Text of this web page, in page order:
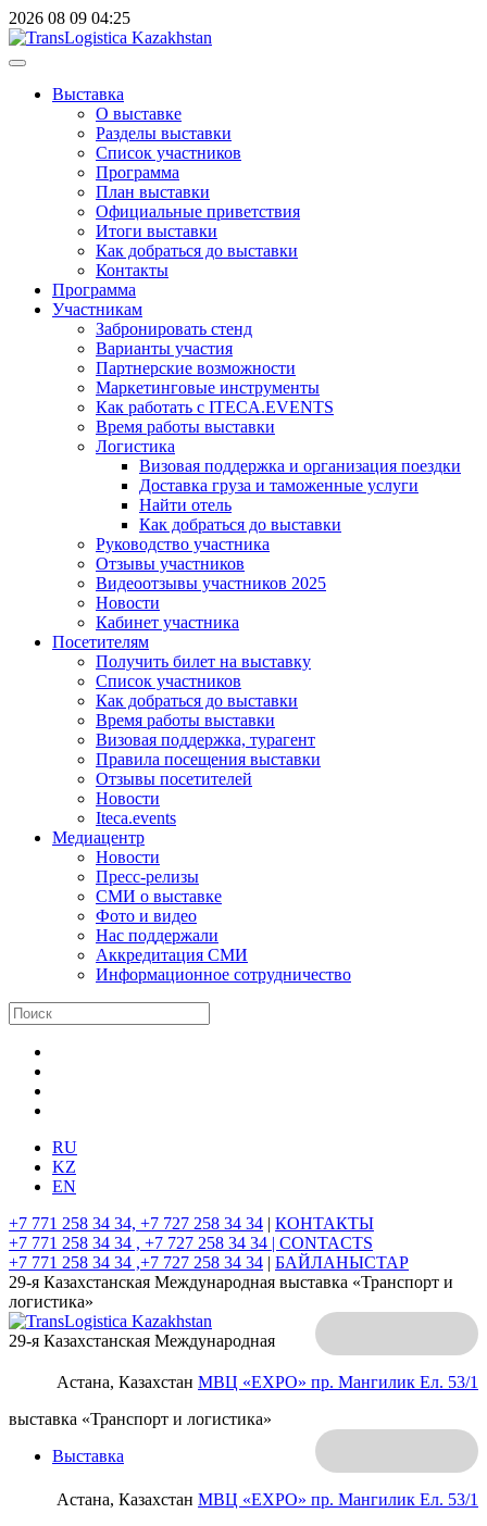
2026 08 09 04:25
Выставка
О выставке
Разделы выставки
Список участников
Программа
План выставки
Официальные приветствия
Итоги выставки
Как добраться до выставки
Контакты
Программа
Участникам
Забронировать стенд
Варианты участия
Партнерские возможности
Маркетинговые инструменты
Как работать с ITECA.EVENTS
Время работы выставки
Логистика
Визовая поддержка и организация поездки
Доставка груза и таможенные услуги
Найти отель
Как добраться до выставки
Руководство участника
Отзывы участников
Видеоотзывы участников 2025
Новости
Кабинет участника
Посетителям
Получить билет на выставку
Список участников
Как добраться до выставки
Время работы выставки
Визовая поддержка, турагент
Правила посещения выставки
Отзывы посетителей
Новости
Iteca.events
Медиацентр
Новости
Пресс-релизы
СМИ о выставке
Фото и видео
Нас поддержали
Аккредитация СМИ
Информационное сотрудничество
RU
KZ
EN
+7 771 258 34 34, +7 727 258 34 34 | КОНТАКТЫ
+7 771 258 34 34 , +7 727 258 34 34 | CONTACTS
+7 771 258 34 34 ,+7 727 258 34 34 | БАЙЛАНЫСТАР
29-я Казахстанская Международная выставка «Транспорт и
логистика»
Астана, Казахстан МВЦ «EXPO» пр. Мангилик Ел. 53/1
29-я Казахстанская Международная
выставка «Транспорт и логистика»
Астана, Казахстан МВЦ «EXPO» пр. Мангилик Ел. 53/1
Выставка